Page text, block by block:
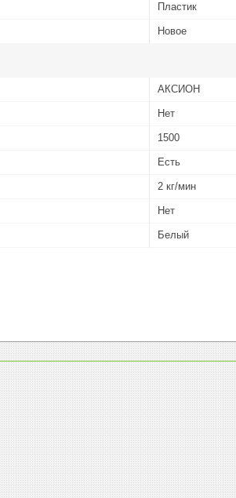
Пластик
Новое
АКСИОН
Нет
1500
Есть
2 кг/мин
Нет
Белый